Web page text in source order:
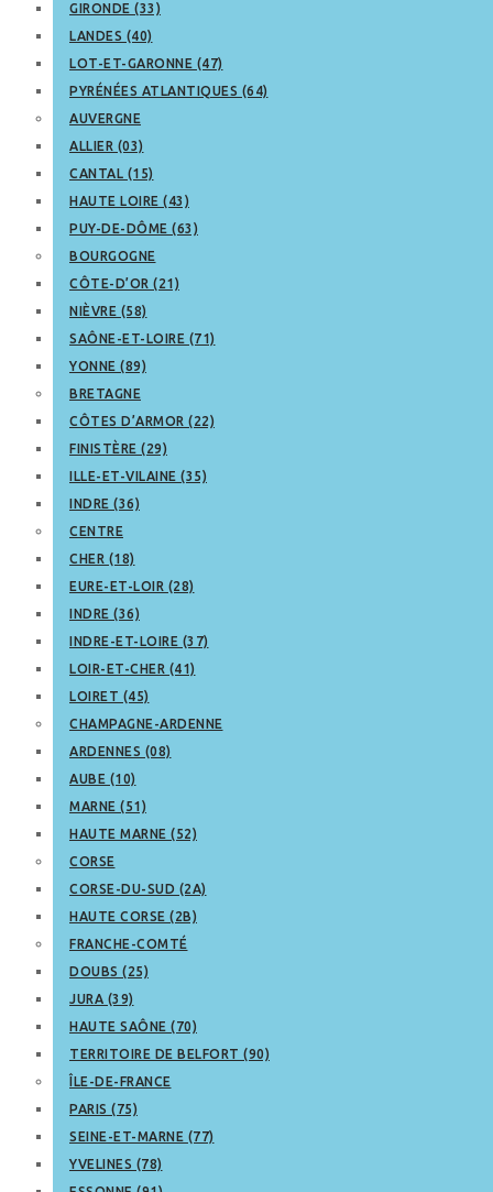
GIRONDE (33)
LANDES (40)
LOT-ET-GARONNE (47)
PYRÉNÉES ATLANTIQUES (64)
AUVERGNE
ALLIER (03)
CANTAL (15)
HAUTE LOIRE (43)
PUY-DE-DÔME (63)
BOURGOGNE
CÔTE-D’OR (21)
NIÈVRE (58)
SAÔNE-ET-LOIRE (71)
YONNE (89)
BRETAGNE
CÔTES D’ARMOR (22)
FINISTÈRE (29)
ILLE-ET-VILAINE (35)
INDRE (36)
CENTRE
CHER (18)
EURE-ET-LOIR (28)
INDRE (36)
INDRE-ET-LOIRE (37)
LOIR-ET-CHER (41)
LOIRET (45)
CHAMPAGNE-ARDENNE
ARDENNES (08)
AUBE (10)
MARNE (51)
HAUTE MARNE (52)
CORSE
CORSE-DU-SUD (2A)
HAUTE CORSE (2B)
FRANCHE-COMTÉ
DOUBS (25)
JURA (39)
HAUTE SAÔNE (70)
TERRITOIRE DE BELFORT (90)
ÎLE-DE-FRANCE
PARIS (75)
SEINE-ET-MARNE (77)
YVELINES (78)